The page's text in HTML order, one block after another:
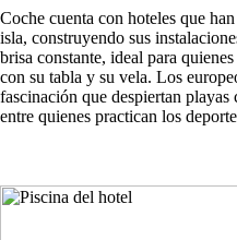
Coche cuenta con hoteles que
isla, construyendo sus
brisa constante, ideal para
con su tabla y su vela. Los
fascinación que despiertan
entre quienes practican los